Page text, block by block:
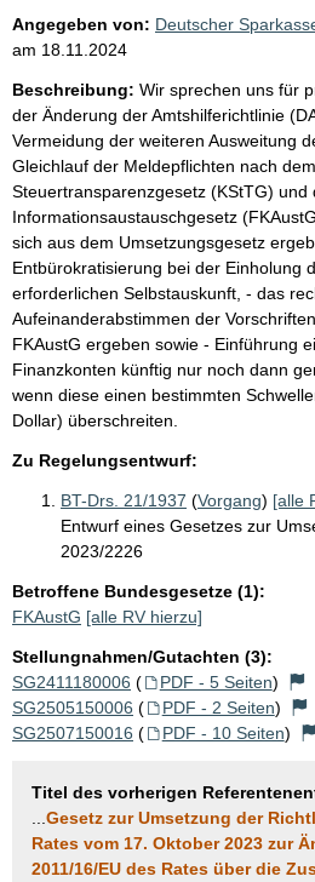
Angegeben von: Deutscher
am 18.11.2024
Beschreibung: Wir sprechen uns für
der Änderung der Amtshilferichtlinie
Vermeidung der weiteren Ausweitung
Gleichlauf der Meldepflichten nach
Steuertransparenzgesetz (KStTG) und
Informationsaustauschgesetz
sich aus dem Umsetzungsgesetz
Entbürokratisierung bei der Einholung
erforderlichen Selbstauskunft, - das
Aufeinanderabstimmen der
FKAustG ergeben sowie - Einführung
Finanzkonten künftig nur noch dann
wenn diese einen bestimmten
Dollar) überschreiten.
Zu Regelungsentwurf:
BT-Drs. 21/1937 (Vorgang) [alle
Entwurf eines Gesetzes zur
2023/2226
Betroffene Bundesgesetze (1):
FKAustG [alle RV hierzu]
Stellungnahmen/Gutachten (3):
SG2411180006 ( PDF - 5 Seiten)
SG2505150006 ( PDF - 2 Seiten)
SG2507150016 ( PDF - 10 Seiten)
Titel des vorherigen
Gesetz zur Umsetzung der
Rates vom 17. Oktober 2023 zur
2011/16/EU des Rates über die